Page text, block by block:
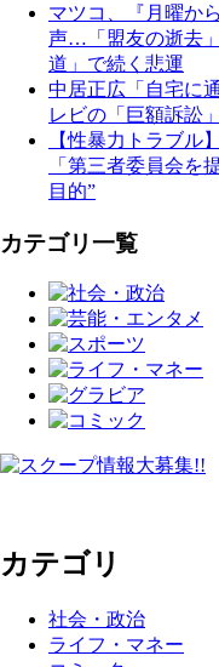
マツコ、『月曜か
声…「盟友の逝去
道」で続く悲運
中居正広「自宅に
レビの「巨額訴訟
【性暴力トラブル
「第三者委員会
目的”
カテゴリ一覧
カテゴリ
社会・政治
ライフ・マネー